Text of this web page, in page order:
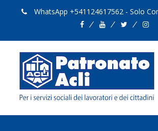
WhatsApp +541124617562 - Solo
FacebookYoutube